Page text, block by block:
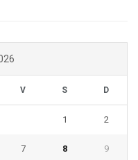
V S D
1 2
7 8 9